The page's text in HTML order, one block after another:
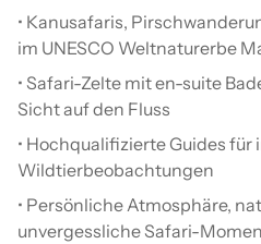
• Kanusafaris,
im UNESCO Weltnaturerbe
• Safari-Zelte mit en-suite
Sicht auf den Fluss
• Hochqualifizierte Guides für
Wildtierbeobachtungen
• Persönliche Atmosphäre,
unvergessliche Safari-